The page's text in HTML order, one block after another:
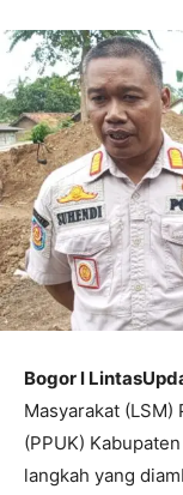
Bogor l
Masyarakat
(PPUK)
langkah yang